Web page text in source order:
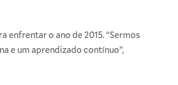
o ano de 2015. “Sermos
e um aprendizado contínuo”,